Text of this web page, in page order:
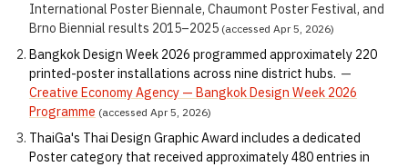
International Poster Biennale, Chaumont Poster Festival, and
Brno Biennial results 2015–2025 (accessed Apr 5, 2026)
Bangkok Design Week 2026 programmed approximately 220
printed-poster installations across nine district hubs. —
Creative Economy Agency — Bangkok Design Week 2026
Programme (accessed Apr 5, 2026)
ThaiGa's Thai Design Graphic Award includes a dedicated
Poster category that received approximately 480 entries in